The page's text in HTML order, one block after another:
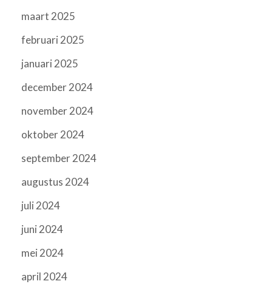
maart 2025
februari 2025
januari 2025
december 2024
november 2024
oktober 2024
september 2024
augustus 2024
juli 2024
juni 2024
mei 2024
april 2024